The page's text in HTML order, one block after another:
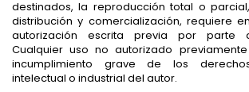
destinados, la reproducción total o
distribución y comercialización, requiere
autorización escrita previa por parte del
Cualquier uso no autorizado
incumplimiento grave de los
intelectual o industrial del autor.